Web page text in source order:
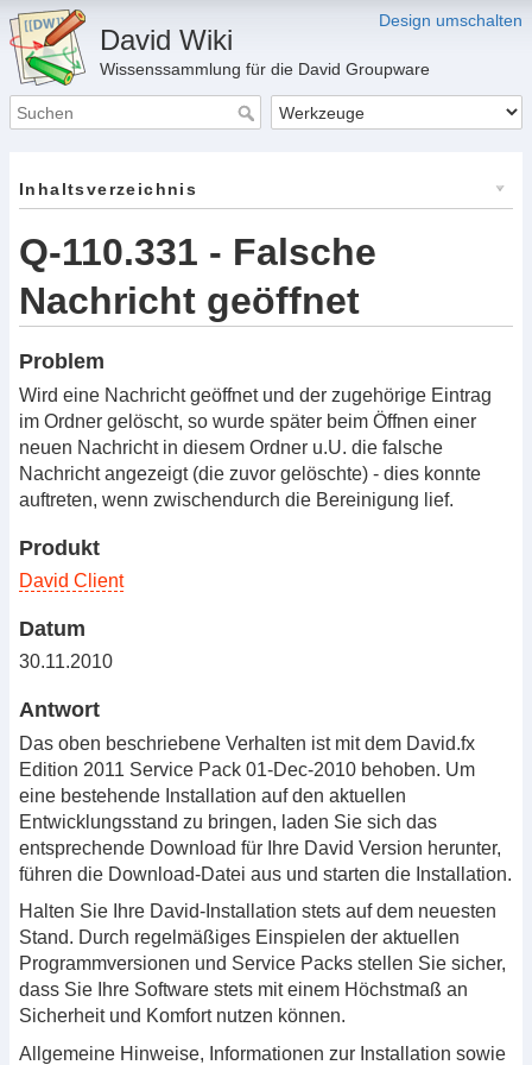
Design umschalten
David Wiki
Wissenssammlung für die David Groupware
Inhaltsverzeichnis
Q-110.331 - Falsche
Nachricht geöffnet
Problem
Wird eine Nachricht geöffnet und der zugehörige Eintrag
im Ordner gelöscht, so wurde später beim Öffnen einer
neuen Nachricht in diesem Ordner u.U. die falsche
Nachricht angezeigt (die zuvor gelöschte) - dies konnte
auftreten, wenn zwischendurch die Bereinigung lief.
Produkt
David Client
Datum
30.11.2010
Antwort
Das oben beschriebene Verhalten ist mit dem David.fx
Edition 2011 Service Pack 01-Dec-2010 behoben. Um
eine bestehende Installation auf den aktuellen
Entwicklungsstand zu bringen, laden Sie sich das
entsprechende Download für Ihre David Version herunter,
führen die Download-Datei aus und starten die Installation.
Halten Sie Ihre David-Installation stets auf dem neuesten
Stand. Durch regelmäßiges Einspielen der aktuellen
Programmversionen und Service Packs stellen Sie sicher,
dass Sie Ihre Software stets mit einem Höchstmaß an
Sicherheit und Komfort nutzen können.
Allgemeine Hinweise, Informationen zur Installation sowie